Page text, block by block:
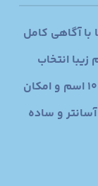
با آگاهی کامل
انتخاب
نمایید. این سایت با داشتن نزدیک به 10.000 اسم و امکان
آسانتر و ساده